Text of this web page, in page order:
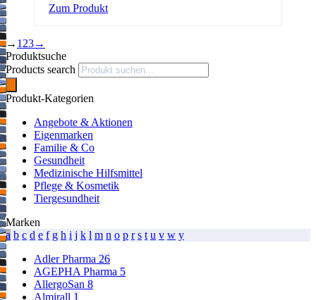
Zum Produkt
→ 1 23→
Produktsuche
Products search
Produkt-Kategorien
Angebote & Aktionen
Eigenmarken
Familie & Co
Gesundheit
Medizinische Hilfsmittel
Pflege & Kosmetik
Tiergesundheit
Marken
a b c d e f g h i j k l m n o p r s t u v w y
Adler Pharma 26
AGEPHA Pharma 5
AllergoSan 8
Almirall 1